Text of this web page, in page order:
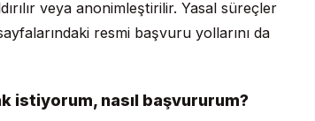
veya anonimleştirilir. Yasal süreçler
resmi başvuru yollarını da
istiyorum, nasıl başvururum?